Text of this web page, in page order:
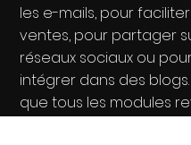
les e-mails, pour
ventes, pour partager
réseaux sociaux ou
intégrer dans des
que tous les modules